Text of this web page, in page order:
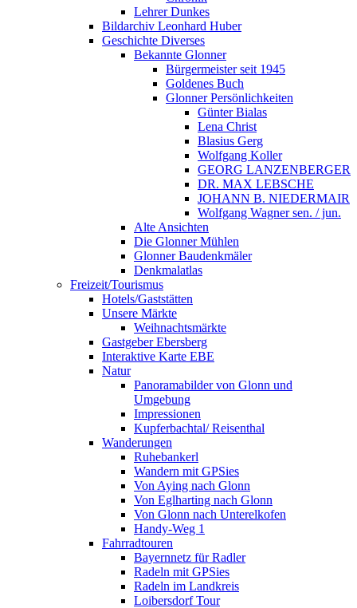
Lehrer Dunkes
Bildarchiv Leonhard Huber
Geschichte Diverses
Bekannte Glonner
Bürgermeister seit 1945
Goldenes Buch
Glonner Persönlichkeiten
Günter Bialas
Lena Christ
Blasius Gerg
Wolfgang Koller
GEORG LANZENBERGER
DR. MAX LEBSCHE
JOHANN B. NIEDERMAIR
Wolfgang Wagner sen. / jun.
Alte Ansichten
Die Glonner Mühlen
Glonner Baudenkmäler
Denkmalatlas
Freizeit/Tourismus
Hotels/Gaststätten
Unsere Märkte
Weihnachtsmärkte
Gastgeber Ebersberg
Interaktive Karte EBE
Natur
Panoramabilder von Glonn und
Umgebung
Impressionen
Kupferbachtal/ Reisenthal
Wanderungen
Ruhebankerl
Wandern mit GPSies
Von Aying nach Glonn
Von Eglharting nach Glonn
Von Glonn nach Unterelkofen
Handy-Weg 1
Fahrradtouren
Bayernnetz für Radler
Radeln mit GPSies
Radeln im Landkreis
Loibersdorf Tour